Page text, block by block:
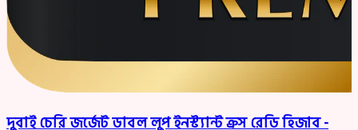
দুবাই চেরি জর্জেট ডাবল লুপ ইনস্ট্যান্ট ক্রস রেডি হিজাব -